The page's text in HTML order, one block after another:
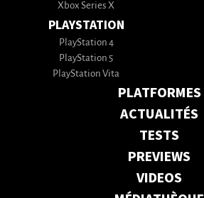
Xbox Series X
PLAYSTATION
PlayStation 4
PlayStation 5
PlayStation Vita
PLATFORMES
ACTUALITÉS
TESTS
PREVIEWS
VIDEOS